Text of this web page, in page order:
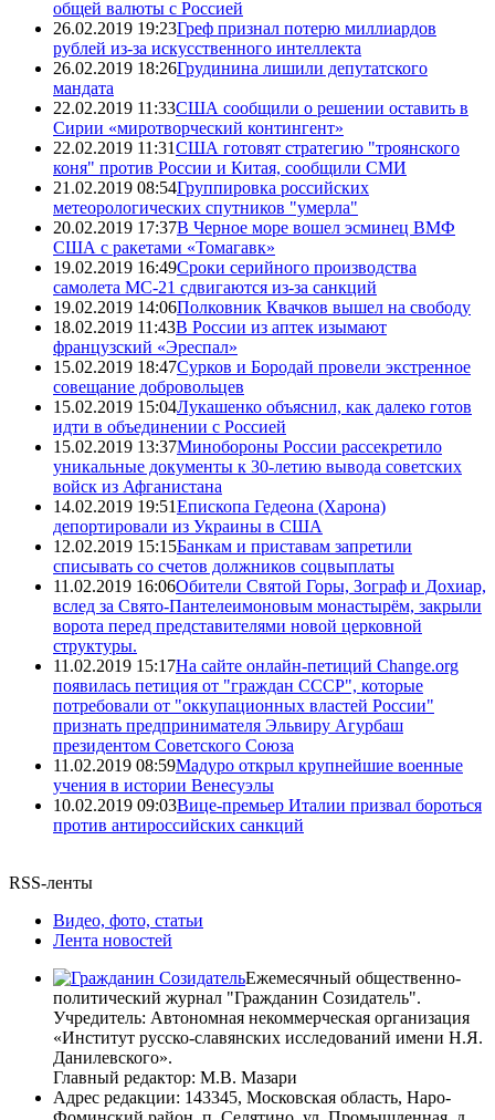
общей валюты с Россией
26.02.2019 19:23Греф признал потерю миллиардов
рублей из-за искусственного интеллекта
26.02.2019 18:26Грудинина лишили депутатского
мандата
22.02.2019 11:33США сообщили о решении оставить в
Сирии «миротворческий контингент»
22.02.2019 11:31США готовят стратегию "троянского
коня" против России и Китая, сообщили СМИ
21.02.2019 08:54Группировка российских
метеорологических спутников "умерла"
20.02.2019 17:37В Черное море вошел эсминец ВМФ
США с ракетами «Томагавк»
19.02.2019 16:49Сроки серийного производства
самолета МС-21 сдвигаются из-за санкций
19.02.2019 14:06Полковник Квачков вышел на свободу
18.02.2019 11:43В России из аптек изымают
французский «Эреспал»
15.02.2019 18:47Сурков и Бородай провели экстренное
совещание добровольцев
15.02.2019 15:04Лукашенко объяснил, как далеко готов
идти в объединении с Россией
15.02.2019 13:37Минобороны России рассекретило
уникальные документы к 30-летию вывода советских
войск из Афганистана
14.02.2019 19:51Епископа Гедеона (Харона)
депортировали из Украины в США
12.02.2019 15:15Банкам и приставам запретили
списывать со счетов должников соцвыплаты
11.02.2019 16:06Обители Святой Горы, Зограф и Дохиар,
вслед за Свято-Пантелеимоновым монастырём, закрыли
ворота перед представителями новой церковной
структуры.
11.02.2019 15:17На сайте онлайн-петиций Change.org
появилась петиция от "граждан СССР", которые
потребовали от "оккупационных властей России"
признать предпринимателя Эльвиру Агурбаш
президентом Советского Союза
11.02.2019 08:59Мадуро открыл крупнейшие военные
учения в истории Венесуэлы
10.02.2019 09:03Вице-премьер Италии призвал бороться
против антироссийских санкций
RSS-ленты
Видео, фото, статьи
Лента новостей
Ежемесячный общественно-
политический журнал "Гражданин Созидатель".
Учредитель: Автономная некоммерческая организация
«Институт русско-славянских исследований имени Н.Я.
Данилевского».
Главный редактор: М.В. Мазари
Адрес редакции: 143345, Московская область, Наро-